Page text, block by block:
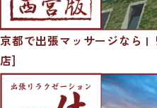
京都で出張マッサージなら |
店]